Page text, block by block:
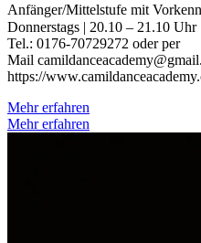
Anfänger/Mittelstufe mit
Donnerstags | 20.10 – 21.10
Tel.: 0176-70729272 oder per
Mail
https://
Mehr erfahren
Mehr erfahren